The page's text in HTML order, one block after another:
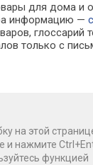
для дома
информацию —
только с
на этой
и нажмите
функцией